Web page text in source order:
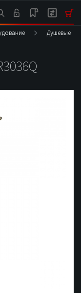
Душевые